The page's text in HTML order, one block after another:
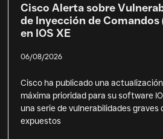
Cisco Alerta sobre
de Inyección de Comandos
en IOS XE
06/08/2026
Cisco ha publicado una
máxima prioridad para su software
una serie de vulnerabilidades graves
expuestos